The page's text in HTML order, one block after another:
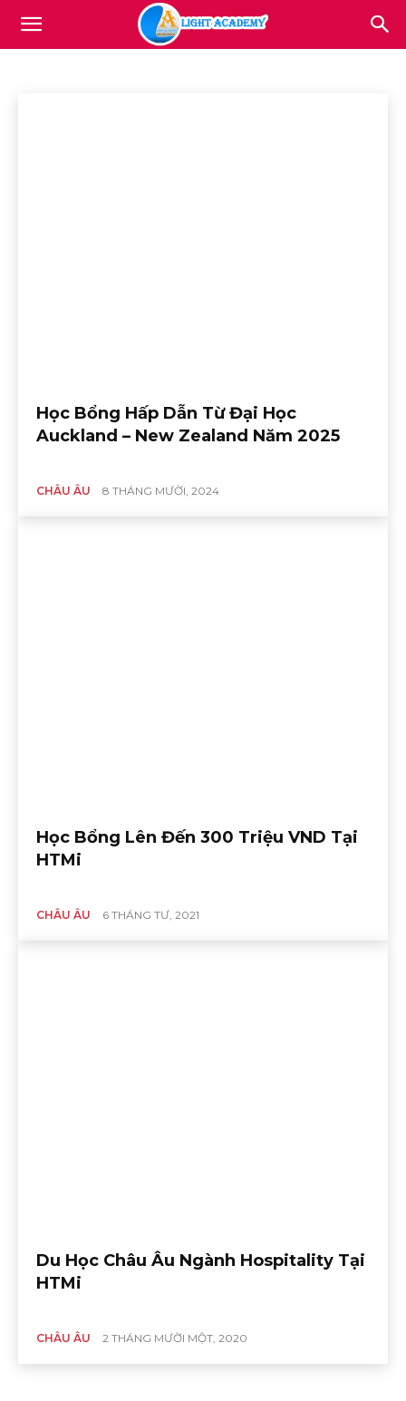
LightCHÂU ÂU
Học Bổng Hấp Dẫn Từ Đại Học
Auckland – New Zealand Năm 2025
CHÂU ÂU 8 THÁNG MƯỜI, 2024
Học Bổng Lên Đến 300 Triệu VND Tại
HTMi
CHÂU ÂU 6 THÁNG TƯ, 2021
Du Học Châu Âu Ngành Hospitality Tại
HTMi
CHÂU ÂU 2 THÁNG MƯỜI MỘT, 2020